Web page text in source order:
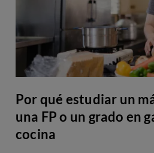
Por qué estudiar un
una FP o un grado en
cocina